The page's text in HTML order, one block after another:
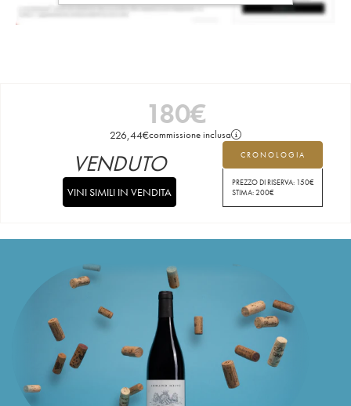
180€
226,44€commissione inclusa
CRONOLOGIA
PREZZO DI RISERVA: 150€
STIMA:200€
VENDUTO
VINI SIMILI IN VENDITA